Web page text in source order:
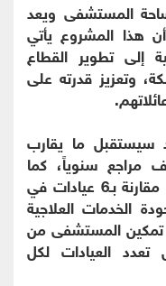
المستشفى ويعد
هذا المشروع يأتي
إلى تطوير القطاع
وتعزيز قدرته على
سيستقبل ما يقارب
مراجع شهرياً، ونحو 90 ألف مراجع سنوياً، كما
سيرفع عدد العيادات إلى 30 عيادة مقارنة بـ6 عيادات في
الخدمات العلاجية
تمكين المستشفى من
تعدد العيادات لكل